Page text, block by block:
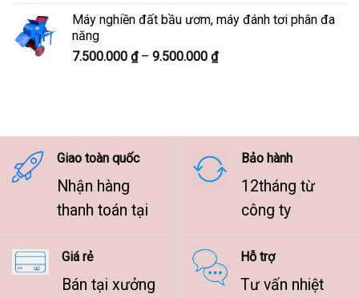
7.500.000 ₫
9.500.000 ₫
Máy nghiền đất bầu ươm, máy đánh tơi phân đa
năng
7.500.000 ₫ – 9.500.000 ₫Khoảng
9.500.000 ₫
Giao toàn quốc
Nhận hàng
thanh toán tại
Bảo hành
12tháng từ
công ty
Giá rẻ
Bán tại xưởng
Hỗ trợ
Tư vấn nhiệt